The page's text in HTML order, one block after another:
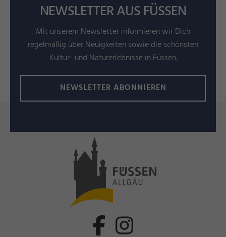
NEWSLETTER AUS FÜSSEN
Mit unserem Newsletter informieren wir Dich
regelmäßig über Neuigkeiten sowie die schönsten
Kultur- und Naturerlebnisse in Füssen.
NEWSLETTER ABONNIEREN